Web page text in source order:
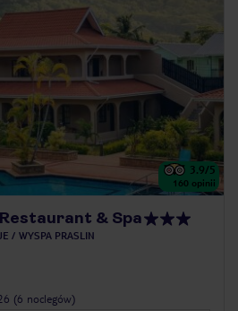
3.9/5
160 opinii
& Spa
WYSPA PRASLIN
(6 noclegów)